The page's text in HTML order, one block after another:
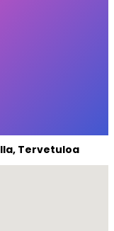
Tervetuloa